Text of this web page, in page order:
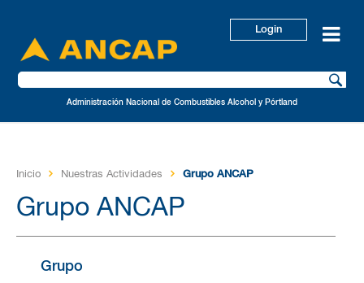
Administración Nacional de Combustibles Alcohol y Pórtland
Login
Inicio Nuestras Actividades Grupo ANCAP
Grupo ANCAP
Grupo